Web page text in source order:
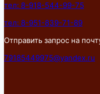
тел: 8-918-544-99-75
тел: 8-951-839-71-89
Отправить запрос на
79185449975@yandex.ru